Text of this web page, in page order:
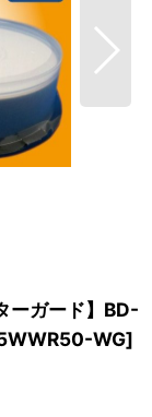
ーガード】BD-
WG]